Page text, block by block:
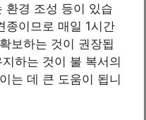
환경 조성 등이 있습
종이므로 매일 1시간
보하는 것이 권장됩
하는 것이 불 복서의
는 데 큰 도움이 됩니